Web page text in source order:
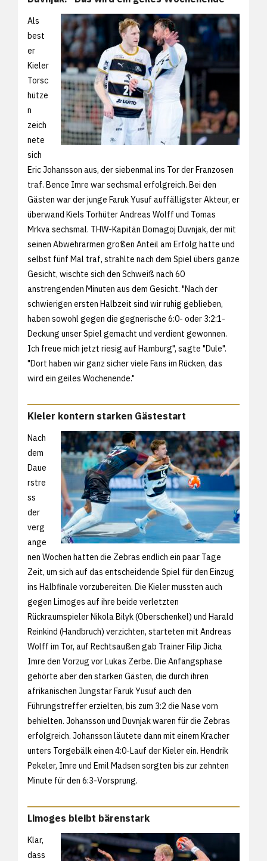
Als
best
er
Kieler
Torsc
hütze
n
zeich
nete
sich
Eric Johansson aus, der siebenmal ins Tor der Franzosen
traf. Bence Imre war sechsmal erfolgreich. Bei den
Gästen war der junge Faruk Yusuf auffälligster Akteur, er
überwand Kiels Torhüter Andreas Wolff und Tomas
Mrkva sechsmal. THW-Kapitän Domagoj Duvnjak, der mit
seinen Abwehrarmen großen Anteil am Erfolg hatte und
selbst fünf Mal traf, strahlte nach dem Spiel übers ganze
Gesicht, wischte sich den Schweiß nach 60
anstrengenden Minuten aus dem Gesicht. "Nach der
schwierigen ersten Halbzeit sind wir ruhig geblieben,
haben sowohl gegen die gegnerische 6:0- oder 3:2:1-
Deckung unser Spiel gemacht und verdient gewonnen.
Ich freue mich jetzt riesig auf Hamburg", sagte "Dule".
"Dort haben wir ganz sicher viele Fans im Rücken, das
wird ein geiles Wochenende."
Kieler kontern starken Gästestart
Nach
dem
Daue
rstre
ss
der
verg
ange
nen Wochen hatten die Zebras endlich ein paar Tage
Zeit, um sich auf das entscheidende Spiel für den Einzug
ins Halbfinale vorzubereiten. Die Kieler mussten auch
gegen Limoges auf ihre beide verletzten
Rückraumspieler Nikola Bilyk (Oberschenkel) und Harald
Reinkind (Handbruch) verzichten, starteten mit Andreas
Wolff im Tor, auf Rechtsaußen gab Trainer Filip Jicha
Imre den Vorzug vor Lukas Zerbe. Die Anfangsphase
gehörte aber den starken Gästen, die durch ihren
afrikanischen Jungstar Faruk Yusuf auch den
Führungstreffer erzielten, bis zum 3:2 die Nase vorn
behielten. Johansson und Duvnjak waren für die Zebras
erfolgreich. Johansson läutete dann mit einem Kracher
unters Torgebälk einen 4:0-Lauf der Kieler ein. Hendrik
Pekeler, Imre und Emil Madsen sorgten bis zur zehnten
Minute für den 6:3-Vorsprung.
Limoges bleibt bärenstark
Klar,
dass